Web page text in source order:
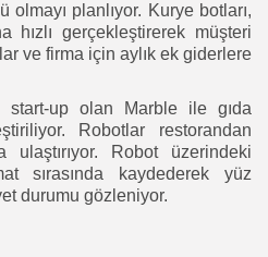
planlıyor. Kurye botları,
hızlı gerçekleştirerek müşteri
ve firma için aylık ek giderlere
start-up olan Marble ile gıda
Robotlar restorandan
ulaştırıyor. Robot üzerindeki
sırasında kaydederek yüz
durumu gözleniyor.